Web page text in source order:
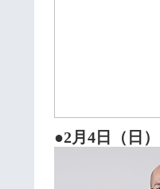
●2月4日（日